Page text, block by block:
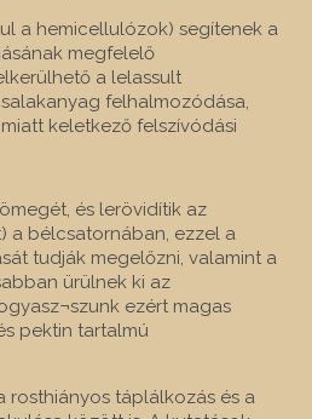
a hemicellulózok) segítenek a
megfelelő
a lelassult
felhalmozódása,
keletkező felszívódási
és lerövidítik az
a bélcsatornában, ezzel a
tudják megelőzni, valamint a
ürülnek ki az
ezért magas
pektin tartalmú
rosthiányos táplálkozás és a